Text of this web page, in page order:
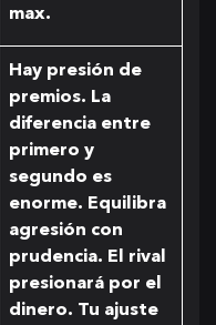
max.
Hay presión de
premios. La
diferencia entre
primero y
segundo es
enorme. Equilibra
agresión con
prudencia. El rival
presionará por el
dinero. Tu ajuste